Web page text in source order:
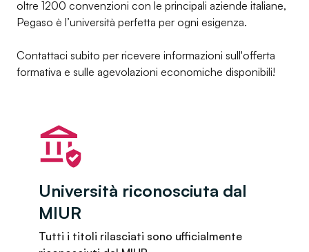
oltre 1200 convenzioni con le principali aziende italiane,
Pegaso è l’università perfetta per ogni esigenza.
Contattaci subito per ricevere informazioni sull'offerta
formativa e sulle agevolazioni economiche disponibili!
Università riconosciuta dal
MIUR
Tutti i titoli rilasciati sono ufficialmente